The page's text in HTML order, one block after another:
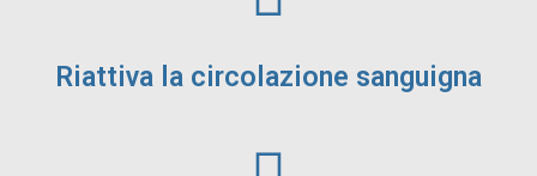
Riattiva la circolazione sanguigna